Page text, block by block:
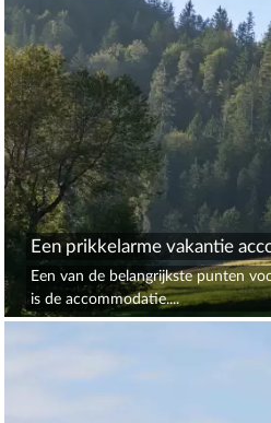
Een prikkelarme vakantie
Een van de belangrijkste punten
is de accommodatie....